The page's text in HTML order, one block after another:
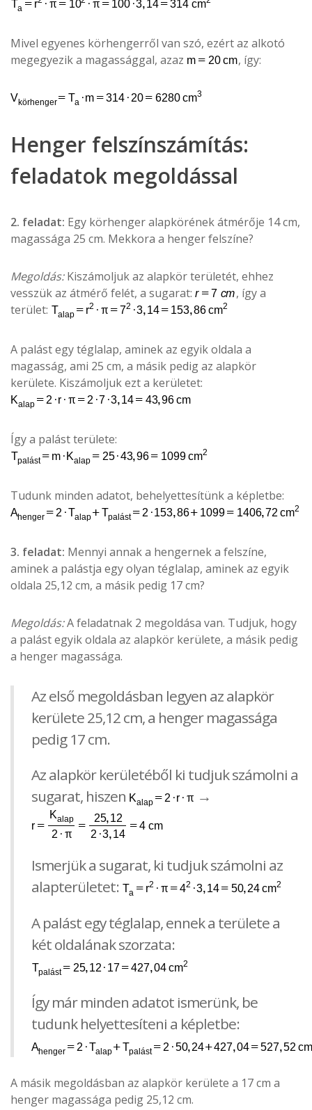
Mivel egyenes körhengerről van szó, ezért az alkotó
megegyezik a magassággal, azaz
, így:
Henger felszínszámítás:
feladatok megoldással
2. feladat: Egy körhenger alapkörének átmérője 14 cm,
magassága 25 cm. Mekkora a henger felszíne?
Megoldás:Kiszámoljuk az alapkör területét, ehhez
vesszük az átmérő felét, a sugarat:
, így a
terület:
A palást egy téglalap, aminek az egyik oldala a
magasság, ami 25 cm, a másik pedig az alapkör
kerülete. Kiszámoljuk ezt a kerületet:
Így a palást területe:
Tudunk minden adatot, behelyettesítünk a képletbe:
3. feladat: Mennyi annak a hengernek a felszíne,
aminek a palástja egy olyan téglalap, aminek az egyik
oldala 25,12 cm, a másik pedig 17 cm?
Megoldás:A feladatnak 2 megoldása van. Tudjuk, hogy
a palást egyik oldala az alapkör kerülete, a másik pedig
a henger magassága.
Az első megoldásban legyen az alapkör
kerülete 25,12 cm, a henger magassága
pedig 17 cm.
Az alapkör kerületéből ki tudjuk számolni a
sugarat, hiszen
→
Ismerjük a sugarat, ki tudjuk számolni az
alapterületet:
A palást egy téglalap, ennek a területe a
két oldalának szorzata:
Így már minden adatot ismerünk, be
tudunk helyettesíteni a képletbe:
A másik megoldásban az alapkör kerülete a 17 cm a
henger magassága pedig 25,12 cm.